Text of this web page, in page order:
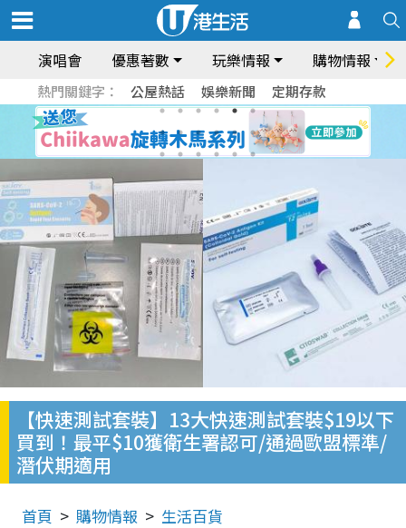
演唱會 優惠著數 玩樂情報 購物情報
熱門關鍵字： 公屋熱話 娛樂新聞 定期存款
【快速測試套裝】13大快速測試套裝$19以下
買到！最平$10獲衛生署認可/通過歐盟標準/
潛伏期適用
首頁 購物情報 生活百貨